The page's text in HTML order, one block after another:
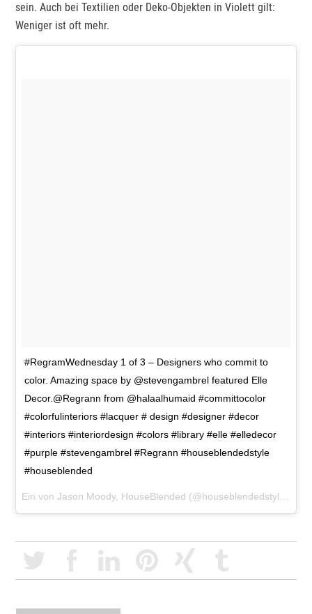
sein. Auch bei Textilien oder Deko-Objekten in Violett gilt:
Weniger ist oft mehr.
#RegramWednesday 1 of 3 – Designers who commit to
color. Amazing space by @stevengambrel featured Elle
Decor.@Regrann from @halaalhumaid #committocolor
#colorfulinteriors #lacquer # design #designer #decor
#interiors #interiordesign #colors #library #elle #elledecor
#purple #stevengambrel #Regrann #houseblendedstyle
#houseblended
Ein von Jason Moody, HouseBlended (@houseblendedstyle) gepostetes Foto am